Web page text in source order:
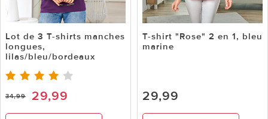
Lot de 3 T-shirts manches
longues,
lilas/bleu/bordeaux
34,99 29,99
T-shirt "Rose" 2 en 1, bleu
marine
29,99